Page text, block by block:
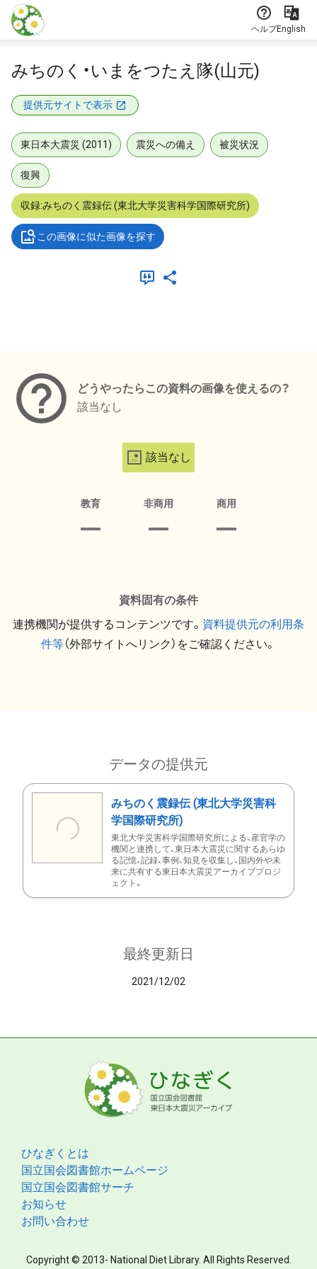
本文に飛ぶ
ヘルプEnglish
みちのく・いまをつたえ隊(山元)
提供元サイトで表示
東日本大震災 (2011) 震災への備え 被災状況
復興
収録:みちのく震録伝 (東北大学災害科学国際研究所)
この画像に似た画像を探す
どうやったらこの資料の画像を使えるの？
該当なし
該当なし
教育 非商用 商用
資料固有の条件
連携機関が提供するコンテンツです。 資料提供元の利用条
件等（外部サイトへリンク）をご確認ください。
データの提供元
みちのく震録伝 (東北大学災害科
学国際研究所)
東北大学災害科学国際研究所による、産官学の
機関と連携して、東日本大震災に関するあらゆ
る記憶、記録、事例、知見を収集し、国内外や未
来に共有する東日本大震災アーカイブプロジ
ェクト。
最終更新日
2021/12/02
ひなぎくとは
国立国会図書館ホームページ
国立国会図書館サーチ
お知らせ
お問い合わせ
Copyright © 2013- National Diet Library. All Rights Reserved.